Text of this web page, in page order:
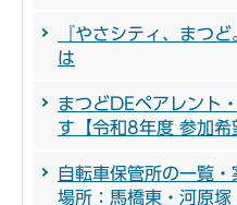
『やさシティ、まつ
は
まつどDEペアレント
す【令和8年度 参加希
自転車保管所の一覧
場所：馬橋東・河原塚